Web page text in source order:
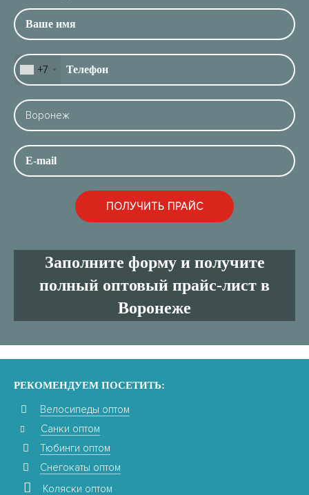
+7
Заполните форму и получите
полный оптовый прайс-лист в
Воронеже
РЕКОМЕНДУЕМ ПОСЕТИТЬ:
Велосипеды оптом
Санки оптом
Тюбинги оптом
Снегокаты оптом
Коляски оптом